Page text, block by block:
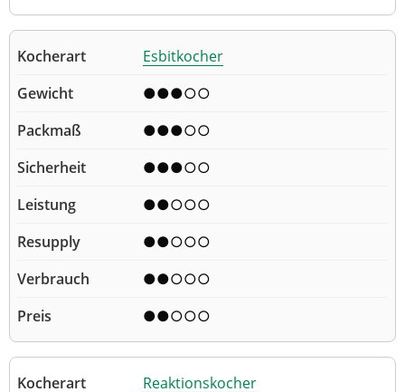
Esbitkocher
●●●○○
●●●○○
●●●○○
●●○○○
●●○○○
●●○○○
●●○○○
Reaktionskocher